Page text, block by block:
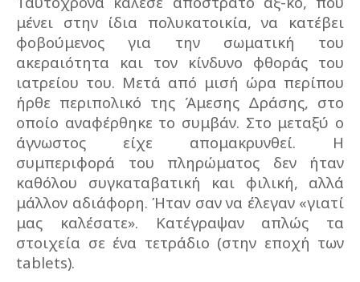
μένει στην ίδια πολυκατοικία, να κατέβει
φοβούμενος για την σωματική του
ακεραιότητα και τον κίνδυνο φθοράς του
ιατρείου του. Μετά από μισή ώρα περίπου
ήρθε περιπολικό της Άμεσης Δράσης, στο
οποίο αναφέρθηκε το συμβάν. Στο μεταξύ ο
άγνωστος είχε απομακρυνθεί. Η
συμπεριφορά του πληρώματος δεν ήταν
καθόλου συγκαταβατική και φιλική, αλλά
μάλλον αδιάφορη. Ήταν σαν να έλεγαν «γιατί
μας καλέσατε». Κατέγραψαν απλώς τα
στοιχεία σε ένα τετράδιο (στην εποχή των
tablets).